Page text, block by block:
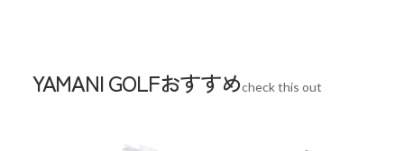
YAMANI GOLFおすすめcheck this out